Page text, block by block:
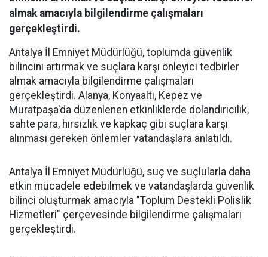
almak amacıyla bilgilendirme çalışmaları
gerçekleştirdi.
Antalya İl Emniyet Müdürlüğü, toplumda güvenlik
bilincini artırmak ve suçlara karşı önleyici tedbirler
almak amacıyla bilgilendirme çalışmaları
gerçekleştirdi. Alanya, Konyaaltı, Kepez ve
Muratpaşa'da düzenlenen etkinliklerde dolandırıcılık,
sahte para, hırsızlık ve kapkaç gibi suçlara karşı
alınması gereken önlemler vatandaşlara anlatıldı.
Antalya İl Emniyet Müdürlüğü, suç ve suçlularla daha
etkin mücadele edebilmek ve vatandaşlarda güvenlik
bilinci oluşturmak amacıyla "Toplum Destekli Polislik
Hizmetleri" çerçevesinde bilgilendirme çalışmaları
gerçekleştirdi.